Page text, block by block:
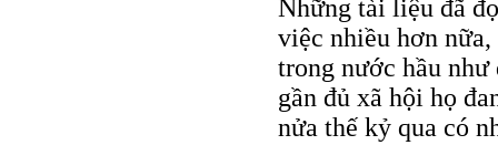
Những tài liệu đã
việc nhiều hơn
trong nước hầu
gần đủ xã hội họ
nửa thế kỷ qua có